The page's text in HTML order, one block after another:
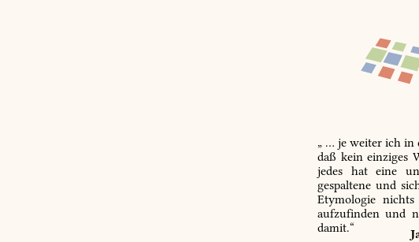
„ … je weiter ich in
daß kein einziges
jedes hat eine
gespaltene und
Etymologie
aufzufinden und
damit.“